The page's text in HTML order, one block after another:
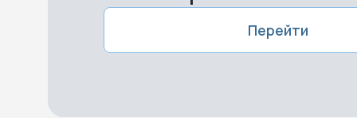
Перейти